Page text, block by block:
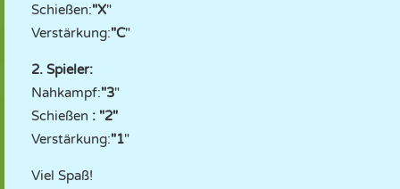
Schießen:"X"
Verstärkung:"C"
2. Spieler:
Nahkampf:"3"
Schießen : "2"
Verstärkung:"1"
Viel Spaß!